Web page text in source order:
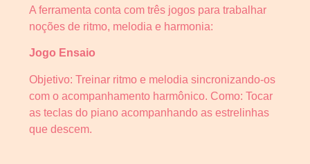
A ferramenta conta com três jogos para trabalhar
noções de ritmo, melodia e harmonia:
Jogo Ensaio
Objetivo: Treinar ritmo e melodia sincronizando-os
com o acompanhamento harmônico. Como: Tocar
as teclas do piano acompanhando as estrelinhas
que descem.